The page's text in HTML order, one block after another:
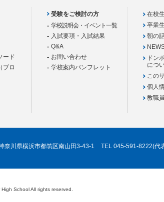
ード
ブロ
受験をご検討の方
学校説明会・イベント一覧
入試要項・入試結果
Q&A
お問い合わせ
学校案内パンフレット
在校
卒業
朝の
ドン
につ
この
個人
教職
川県横浜市都筑区南山田3-43-1 TEL 045-591-8222(代
School All rights reserved.